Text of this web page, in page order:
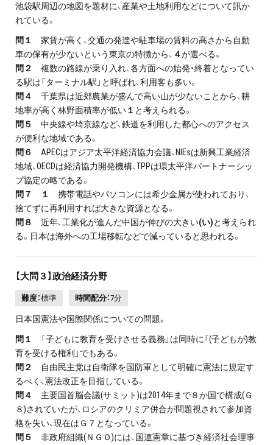
池袋駅周辺の地図を題材に、産業や土地利用などについて訊か
れている。
問１
家賃が高く、交通の発達や駐車場の賃料の高さから自動
車の保有が少ないという東京の特徴から、 ４が選べる。
問２
複数の路線が乗り入れ、各方面への始発・終着となってい
る駅は「ターミナル駅」と呼ばれ、利用客も多い。
問４
千葉県は近郊農業が盛んで高い山が少ないことから、耕
地率が高く林野面積率が低い１ と考えられる。
問５
中央線や埼京線など、鉄道を利用した都心へのアクセス
が便利な地域である。
問６
APECはアジア太平洋経済協力会議、NIEsは新興工業経済
地域、OECDは経済協力開発機構、TPPは環太平洋パートナーシッ
プ協定の略である。
問７ １
携帯電話やパソコンには希少金属が使われており、
捨てずに再利用すれば大きな資源となる。
問８ 近年、工業化が進んだ中国が伸びの大きい(い)と考えられ
る。日本は海外への工場移転などで減っていると思われる。
【大問３】政治経済分野
難度：標準 時間配分：7分
日本国憲法や国際関係についての問題。
問１
「子どもに教育を受けさせる義務」は同時に「(子どもが)教
育を受ける権利」でもある。
問２
自由民主党は自衛隊を国防軍として明確に憲法に規定す
るべく、憲法改正を目指している。
問４
主要国首脳会議(サミット)は2014年まで８か国で構成(Ｇ
８)されていたが、ロシアのクリミア併合が問題視されて参加資
格を失い、現在はＧ７となっている。
問５
非政府組織(ＮＧＯ)には、国連憲章に基づき経済社会理事